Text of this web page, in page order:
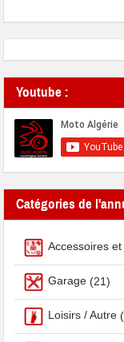
Youtube :
Catégories de
Accessoires
Garage (21)
Loisirs / Autre